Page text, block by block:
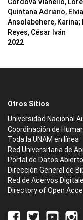
Quintana Adriano,
Ansolabehere, Karina;
Reyes, César Iván
2022
Otros Sitios
Universidad Nacional
Coordinación de
Toda la UNAM en línea
Red Universitaria de
Portal de Datos
Dirección General de
Red de Acervos
Directory of Open